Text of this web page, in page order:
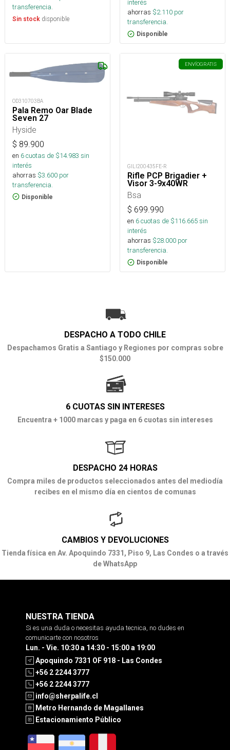
transferencia.
Sin stock disponible
interés
ahorras $2.110 por
transferencia.
Disponible
OD310703BA
Pala Remo Oar Blade
Seven 27
Hyside
$ 89.900
en 6cuotas de $14.983 sin
interés
ahorras $3.600 por
transferencia.
Disponible
ENVÍOGRATIS
GILI200435FE-R
Rifle PCP Brigadier +
Visor 3-9x40WR
Bsa
$ 699.990
en 6cuotas de $116.665sin
interés
ahorras $28.000 por
transferencia.
Disponible
DESPACHO A TODO CHILE
Despachamos Gratis a Santiago y Regiones por compras sobre
$150.000
6 CUOTAS SIN INTERESES
Encuentra + 1000 marcas y paga en 6 cuotas sin intereses
DESPACHO 24 HORAS
Compra miles de productos seleccionados antes del mediodía
recibes en el mismo día en cientos de comunas
CAMBIOS Y DEVOLUCIONES
Tienda física en Av. Apoquindo 7331, Piso 9, Las Condes o a través
de WhatsApp
NUESTRA TIENDA
Si es una duda o necesitas ayuda tecnica, no dudes en
comunicarte con nosotros
Lun. - Vie. 10:30 a 14:30 - 15:00 a 19:00
Apoquindo 7331 OF 918 - Las Condes
+56 2 2244 3777
+56 2 2244 3777
info@sherpalife.cl
Metro Hernando de Magallanes
Estacionamiento Público